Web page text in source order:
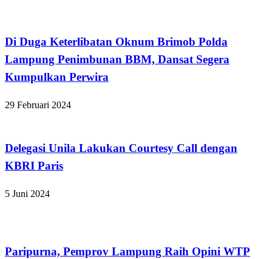
Di Duga Keterlibatan Oknum Brimob Polda
Lampung Penimbunan BBM, Dansat Segera
Kumpulkan Perwira
29 Februari 2024
Delegasi Unila Lakukan Courtesy Call dengan
KBRI Paris
5 Juni 2024
Paripurna, Pemprov Lampung Raih Opini WTP